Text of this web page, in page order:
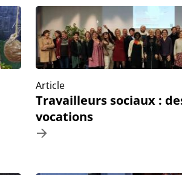
Article
Travailleurs sociaux :
vocations